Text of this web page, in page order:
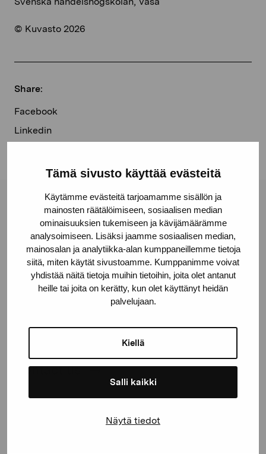
Tämä sivusto käyttää evästeitä
Käytämme evästeitä tarjoamamme sisällön ja
mainosten räätälöimiseen, sosiaalisen median
ominaisuuksien tukemiseen ja kävijämäärämme
analysoimiseen. Lisäksi jaamme sosiaalisen median,
mainosalan ja analytiikka-alan kumppaneillemme tietoja
siitä, miten käytät sivustoamme. Kumppanimme voivat
yhdistää näitä tietoja muihin tietoihin, joita olet antanut
heille tai joita on kerätty, kun olet käyttänyt heidän
palvelujaan.
Kiellä
Salli kaikki
Näytä tiedot
© Kuvasto 2026
Share:
Facebook
Linkedin
Pro Artibus Foundation
Gustav Wasas gata 11
10600 Ekenäs
proartibus@proartibus.fi
+358 (0)50 371 6339
Contact us